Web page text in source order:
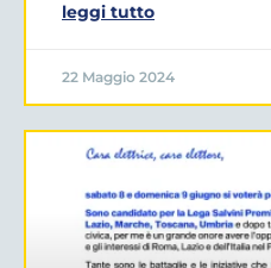
leggi tutto
22 Maggio 2024